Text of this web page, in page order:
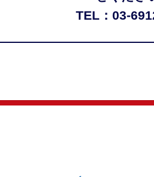
TEL：03-